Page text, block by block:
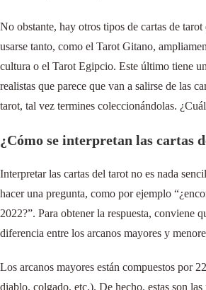
No obstante, hay otros tipos de cartas de
usarse tanto, como el Tarot Gitano,
cultura o el Tarot Egipcio. Este último tiene
realistas que parece que van a salirse de las
tarot, tal vez termines coleccionándolas.
¿Cómo se interpretan las cartas
Interpretar las cartas del tarot no es nada
hacer una pregunta, como por ejemplo
2022?”. Para obtener la respuesta, conviene
diferencia entre los arcanos mayores y
Los arcanos mayores están compuestos por
diablo, colgado, etc.). De hecho, estas son